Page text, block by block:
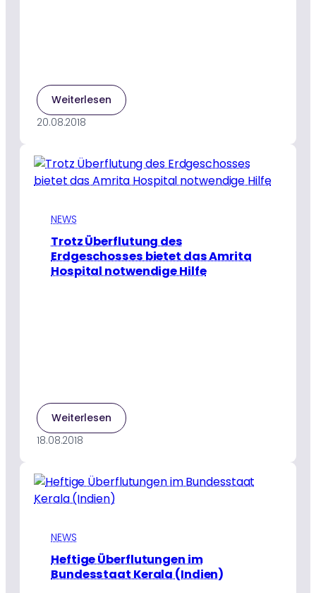
Weiterlesen:
Medizinische
in
die
überschwemmten
Kerala
20.08.2018
NEWS
Trotz Überflutung des
Erdgeschosses bietet das Amrita
Hospital notwendige Hilfe
Weiterlesen:
Trotz
Erdgeschosses
bietet
das
notwendige
Hilfe
18.08.2018
NEWS
Heftige Überflutungen im
Bundesstaat Kerala (Indien)